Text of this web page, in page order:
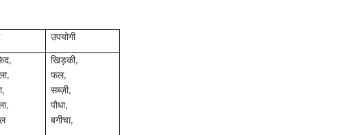
उपयोगी
खिड़की,
फल,
सब्ज़ी,
पौधा,
बगीचा,